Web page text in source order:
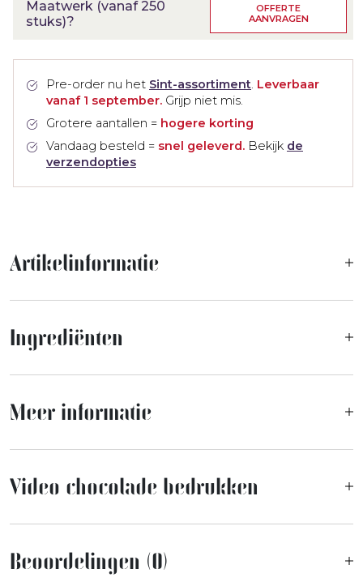
Maatwerk (vanaf 250
stuks)?
OFFERTE
AANVRAGEN
Pre-order nu het Sint-assortiment. Leverbaar
vanaf 1 september. Grijp niet mis.
Grotere aantallen = hogere korting
Vandaag besteld = snel geleverd. Bekijk de
verzendopties
Artikelinformatie
Ingrediënten
Meer informatie
Video chocolade bedrukken
Beoordelingen (0)